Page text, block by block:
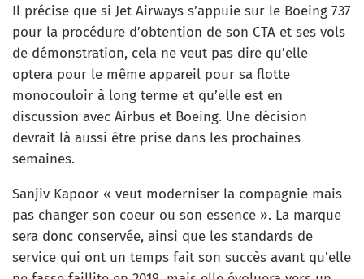
Il précise que si Jet Airways s’appuie sur le Boeing 737
pour la procédure d’obtention de son CTA et ses vols
de démonstration, cela ne veut pas dire qu’elle
optera pour le même appareil pour sa flotte
monocouloir à long terme et qu’elle est en
discussion avec Airbus et Boeing. Une décision
devrait là aussi être prise dans les prochaines
semaines.
Sanjiv Kapoor « veut moderniser la compagnie mais
pas changer son coeur ou son essence ». La marque
sera donc conservée, ainsi que les standards de
service qui ont un temps fait son succès avant qu’elle